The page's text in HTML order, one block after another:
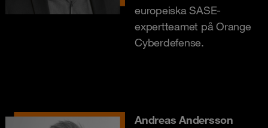
europeiska SASE-
expertteamet på Orange
Cyberdefense.
Andreas Andersson